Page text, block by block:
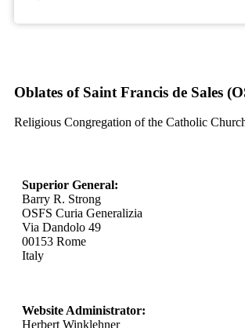
Oblates of Saint Francis de Sales
Religious Congregation of the Catholic
Superior General:
Barry R. Strong
OSFS Curia Generalizia
Via Dandolo 49
00153 Rome
Italy
Website Administrator:
Herbert Winklehner